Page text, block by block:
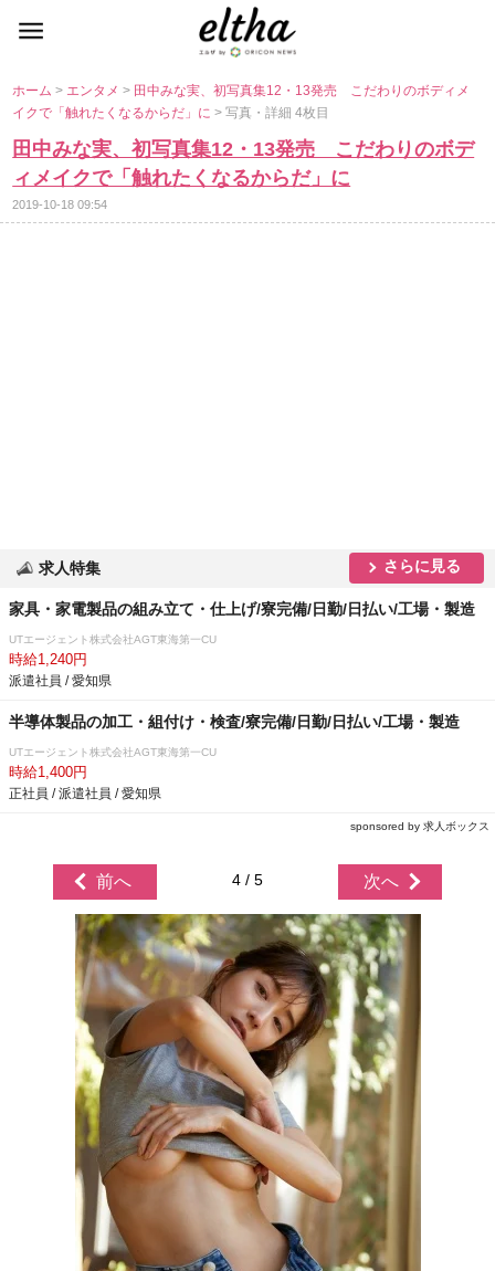
ホーム> エンタメ> 田中みな実、初写真集12・13発売 こだわりのボディメ
イクで「触れたくなるからだ」に> 写真・詳細 4枚目
田中みな実、初写真集12・13発売 こだわりのボデ
ィメイクで「触れたくなるからだ」に
2019-10-18 09:54
求人特集 さらに見る
家具・家電製品の組み立て・仕上げ/寮完備/日勤/日払い/工場・製造
UTエージェント株式会社AGT東海第一CU
時給1,240円
派遣社員 / 愛知県
半導体製品の加工・組付け・検査/寮完備/日勤/日払い/工場・製造
UTエージェント株式会社AGT東海第一CU
時給1,400円
正社員 / 派遣社員 / 愛知県
sponsored by 求人ボックス
前へ 4 / 5 次へ